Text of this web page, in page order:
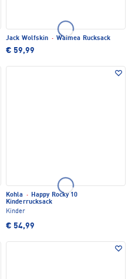
Jack Wolfskin · Waimea Rucksack
€ 59,99
Kohla · Happy Rocky 10
Kinderrucksack
Kinder
€ 54,99